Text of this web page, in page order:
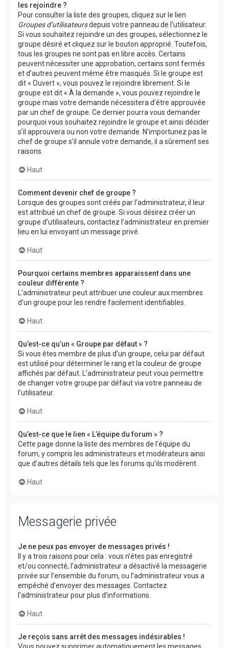
les rejoindre ?
Pour consulter la liste des groupes, cliquez sur le lien
Groupes d’utilisateursdepuis votre panneau de l’utilisateur.
Si vous souhaitez rejoindre un des groupes, sélectionnez le
groupe désiré et cliquez sur le bouton approprié. Toutefois,
tous les groupes ne sont pas en libre accès. Certains
peuvent nécessiter une approbation, certains sont fermés
et d’autres peuvent même être masqués. Si le groupe est
dit « Ouvert », vous pouvez le rejoindre librement. Si le
groupe est dit « À la demande », vous pouvez rejoindre le
groupe mais votre demande nécessitera d’être approuvée
par un chef de groupe. Ce dernier pourra vous demander
pourquoi vous souhaitez rejoindre le groupe et ainsi décider
s’il approuvera ou non votre demande. N’importunez pas le
chef de groupe s’il annule votre demande, il a sûrement ses
raisons.
Haut
Comment devenir chef de groupe ?
Lorsque des groupes sont créés par l’administrateur, il leur
est attribué un chef de groupe. Si vous désirez créer un
groupe d’utilisateurs, contactez l’administrateur en premier
lieu en lui envoyant un message privé.
Haut
Pourquoi certains membres apparaissent dans une
couleur différente ?
L’administrateur peut attribuer une couleur aux membres
d’un groupe pour les rendre facilement identifiables.
Haut
Qu’est-ce qu’un « Groupe par défaut » ?
Si vous êtes membre de plus d’un groupe, celui par défaut
est utilisé pour déterminer le rang et la couleur de groupe
affichés par défaut. L’administrateur peut vous permettre
de changer votre groupe par défaut via votre panneau de
l’utilisateur.
Haut
Qu’est-ce que le lien « L’équipe du forum » ?
Cette page donne la liste des membres de l’équipe du
forum, y compris les administrateurs et modérateurs ainsi
que d’autres détails tels que les forums qu’ils modèrent.
Haut
Messagerie privée
Je ne peux pas envoyer de messages privés !
Il y a trois raisons pour cela : vous n’êtes pas enregistré
et/ou connecté, l’administrateur a désactivé la messagerie
privée sur l’ensemble du forum, ou l’administrateur vous a
empêché d’envoyer des messages. Contactez
l’administrateur pour plus d’informations.
Haut
Je reçois sans arrêt des messages indésirables !